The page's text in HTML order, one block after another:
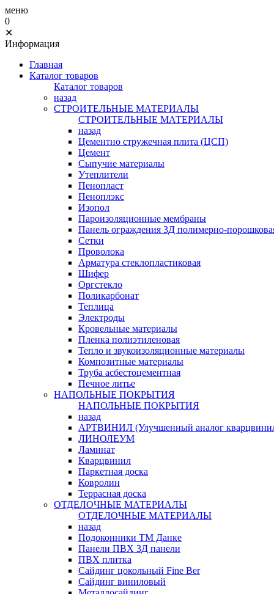
меню
0
✕
Информация
Главная
Каталог товаров
Каталог товаров
назад
СТРОИТЕЛЬНЫЕ МАТЕРИАЛЫ
СТРОИТЕЛЬНЫЕ МАТЕРИАЛЫ
назад
Цементно стружечная плита (ЦСП)
Цемент
Сыпучие материалы
Утеплители
Пенопласт
Пеноплэкс
Изопол
Пароизоляционные мембраны
Панель ограждения 3Д полимерно-
Сетки
Проволока
Арматура стеклопластиковая
Шифер
Оргстекло
Поликарбонат
Теплица
Электроды
Кровельные материалы
Пленка полиэтиленовая
Тепло и звукоизоляционные материалы
Композитные материалы
Труба асбестоцементная
Печное литье
НАПОЛЬНЫЕ ПОКРЫТИЯ
НАПОЛЬНЫЕ ПОКРЫТИЯ
назад
АРТВИНИЛ (Улучшенный аналог
ЛИНОЛЕУМ
Ламинат
Кварцвинил
Паркетная доска
Ковролин
Террасная доска
ОТДЕЛОЧНЫЕ МАТЕРИАЛЫ
ОТДЕЛОЧНЫЕ МАТЕРИАЛЫ
назад
Подоконники ТМ Данке
Панели ПВХ 3Д панели
ПВХ плитка
Сайдинг цокольный Fine Ber
Сайдинг виниловый